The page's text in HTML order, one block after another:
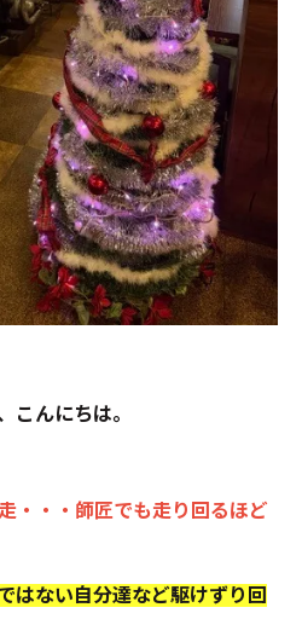
こんにちは。
・・・師匠でも走り回るほど
はない自分達など駆けずり回